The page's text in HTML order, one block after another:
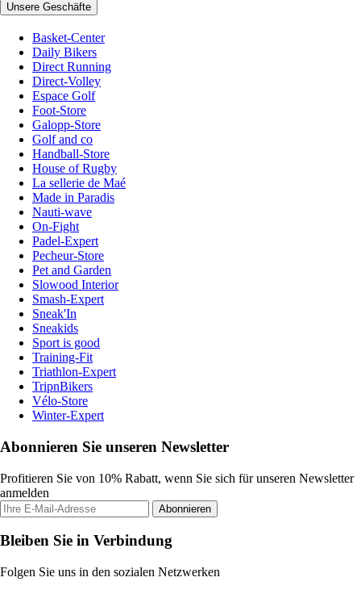
Unsere Geschäfte
Basket-Center
Daily Bikers
Direct Running
Direct-Volley
Espace Golf
Foot-Store
Galopp-Store
Golf and co
Handball-Store
House of Rugby
La sellerie de Maé
Made in Paradis
Nauti-wave
On-Fight
Padel-Expert
Pecheur-Store
Pet and Garden
Slowood Interior
Smash-Expert
Sneak'In
Sneakids
Sport is good
Training-Fit
Triathlon-Expert
TripnBikers
Vélo-Store
Winter-Expert
Abonnieren Sie unseren Newsletter
Profitieren Sie von 10% Rabatt, wenn Sie sich für unseren Newsletter
anmelden
Abonnieren
Bleiben Sie in Verbindung
Folgen Sie uns in den sozialen Netzwerken